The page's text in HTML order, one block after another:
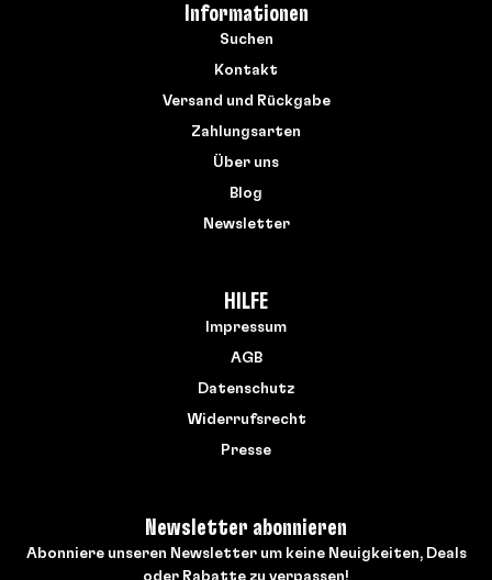
Informationen
Suchen
Kontakt
Versand und Rückgabe
Zahlungsarten
Über uns
Blog
Newsletter
HILFE
Impressum
AGB
Datenschutz
Widerrufsrecht
Presse
Newsletter abonnieren
Abonniere unseren Newsletter um keine Neuigkeiten, Deals
oder Rabatte zu verpassen!